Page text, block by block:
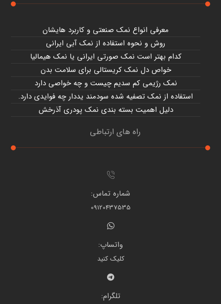
معرفی انواع نمک صنعتی و کاربرد هایشان
روش و نحوه استفاده از نمک آبی ایرانی
کدام بهتر است نمک صورتی ایرانی یا نمک هیمالیا
خواص دل نمک کریستالی برای سلامت بدن
نمک رژیمی کم سدیم چیست و چه خواصی دارد
استفاده از نمک تصفیه شده سودمند یددار چه فوایدی دارد.
دلیل اهمیت بسته بندی نمک پودری آذرخش
راه های ارتباطی
شماره تماس:
09120437535
واتساپ:
کلیک کنید
تلگرام: